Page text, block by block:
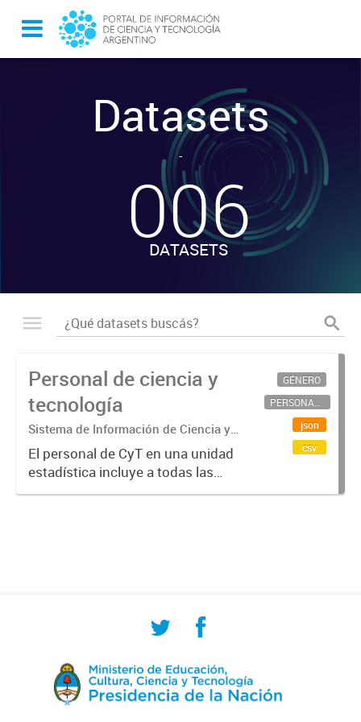
Datasets
-
006
DATASETS
Personal de ciencia y
tecnología
Sistema de Información de Ciencia y
Tecnología Argentino (SICYTAR)
El personal de CyT en una unidad
estadística incluye a todas las
personas involucradas
GÉNERO
PERSONAL CIENTÍFICO-TECNOLÓGICO
json
csv